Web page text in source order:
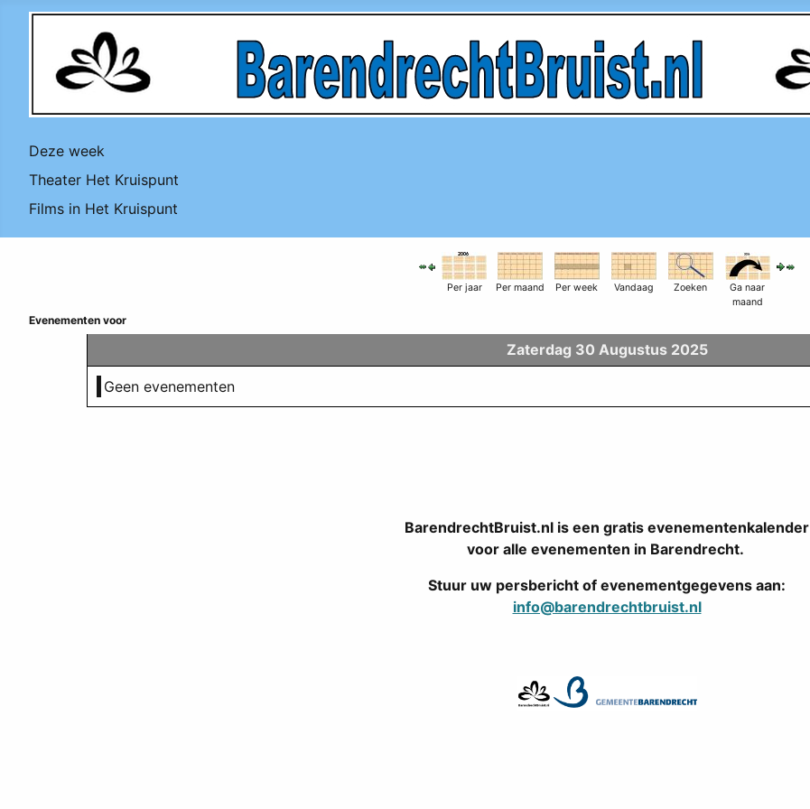
Deze week
Theater Het Kruispunt
Films in Het Kruispunt
Per jaar Per maand Per week Vandaag Zoeken
Ga naar
maand
Evenementen voor
Zaterdag 30 Augustus 2025
Geen evenementen
BarendrechtBruist.nl is een gratis evenementenkalender
voor alle evenementen in Barendrecht.
Stuur uw persbericht of evenementgegevens aan:
info@barendrechtbruist.nl